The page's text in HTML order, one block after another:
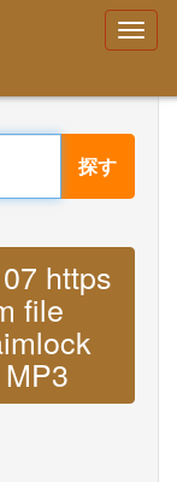
探す
https
file